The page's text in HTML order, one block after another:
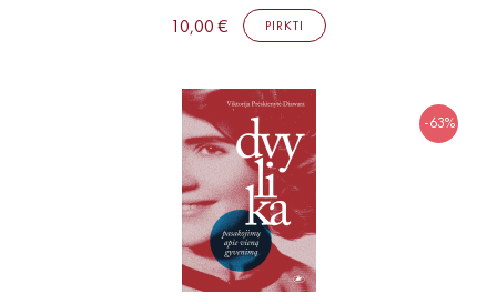
10,00 € PIRKTI
-63%